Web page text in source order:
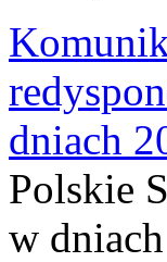
dniach
Polskie
w